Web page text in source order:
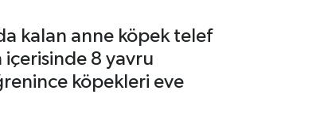
kalan anne köpek telef
8 yavru
köpekleri eve